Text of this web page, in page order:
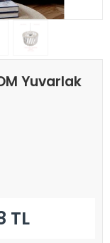
Yuvarlak
TL